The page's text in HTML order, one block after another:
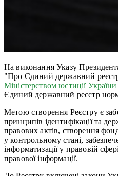
На виконання Указу
"Про Єдиний державний
Міністерством юстиції України
Єдиний державний реєстр
Метою створення Реєстру є
принципів ідентифікації та
правових актів, створення
у контрольному стані,
інформатизації у правовій
правової інформації.